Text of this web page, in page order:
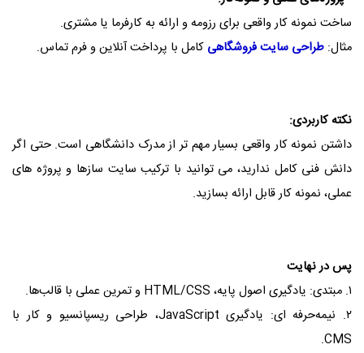
ساخت نمونه‌ کار واقعی برای رزومه و ارائه به کارفرما یا مشتری.
مثال: طراحی سایت فروشگاهی کامل با پرداخت آنلاین و فرم تماس.
نکته کاربردی:
داشتن نمونه‌ کار واقعی بسیار مهم‌ تر از مدرک دانشگاهی است. حتی اگر
دانش فنی کامل ندارید، می‌ توانید با ترکیب سایت‌ سازها و پروژه‌ های
عملی، نمونه‌ کار قابل ارائه بسازید.
پس در نهایت
۱. مبتدی: یادگیری اصول پایه، HTML/CSS و تمرین عملی با قالب‌ها.
۲. نیمه‌حرفه‌ ای: یادگیری JavaScript، طراحی ریسپانسیو و کار با
CMS.